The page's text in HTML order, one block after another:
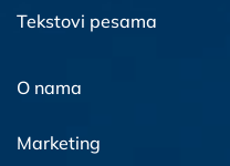
Tekstovi pesama
O nama
Marketing